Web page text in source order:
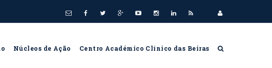
Núcleos de Ação Centro Académico Clínico das Beiras